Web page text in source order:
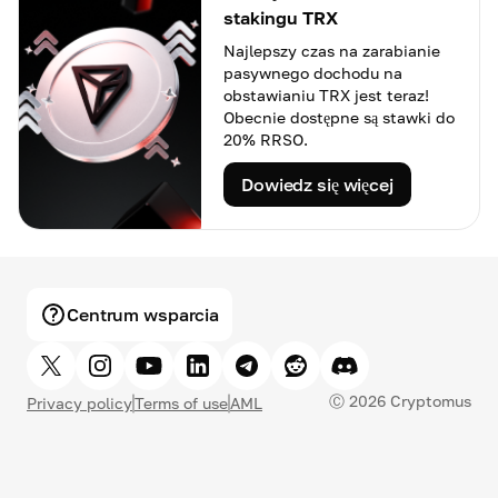
zmienności, ryzyku odblokowania podaży i zmianom
nastrojów inwestorów, co czyni go bardziej
odpowiednim dla spekulacyjnych inwestorów niż dla
tych, którzy szukają stabilnych, długoterminowych
aktywów.
stakingu TRX
Najlepszy czas na zarabianie
pasywnego dochodu na
obstawianiu TRX jest teraz!
Obecnie dostępne są stawki do
20% RRSO.
Dowiedz się więcej
Polecaj i zarabiaj
Skorzystaj z okazji, aby zarobić na wszystkich, których
się odwołujesz.
Nagrody Hub
Dołącz do działań i zdobądź atrakcyjne nagrody w Hub
Rewards.
Centrum wsparcia
Privacy policyTerms of useAML Ⓒ 2026 Cryptomus